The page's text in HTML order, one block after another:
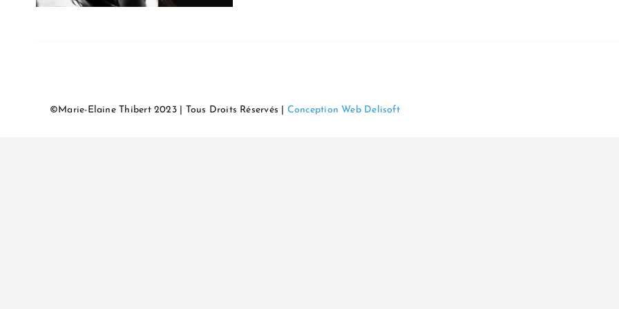
©Marie-Elaine Thibert 2023 | Tous Droits Réservés | Conception Web Delisoft